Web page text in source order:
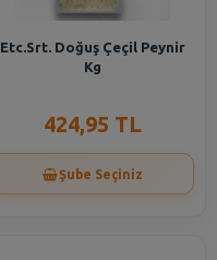
Etc.Srt. Doğuş Çeçil Peynir
Kg
424,95 TL
Şube Seçiniz